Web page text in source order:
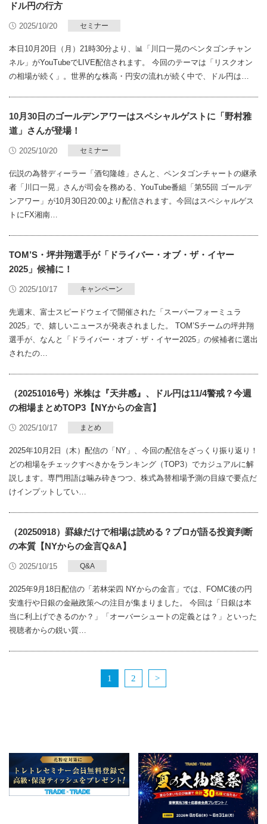
ドル円の行方
2025/10/20 セミナー
本日10月20日（月）21時30分より、📊「川口一晃のペンタゴンチャン
ネル」がYouTubeでLIVE配信されます。 今回のテーマは「リスクオン
の相場が続く」。世界的な株高・円安の流れが続く中で、ドル円は…
10月30日のゴールデンアワーはスペシャルゲストに「野村雅
道」さんが登場！
2025/10/20 セミナー
伝説の為替ディーラー「酒匂隆雄」さんと、ペンタゴンチャートの継承
者「川口一晃」さんが司会を務める、YouTube番組「第55回 ゴールデ
ンアワー」が10月30日20:00より配信されます。今回はスペシャルゲス
トにFX湘南…
TOM’S・坪井翔選手が「ドライバー・オブ・ザ・イヤー
2025」候補に！
2025/10/17 キャンペーン
先週末、富士スピードウェイで開催された「スーパーフォーミュラ
2025」で、嬉しいニュースが発表されました。 TOM’Sチームの坪井翔
選手が、なんと「ドライバー・オブ・ザ・イヤー2025」の候補者に選出
されたの…
（20251016号）米株は『天井感』、ドル円は11/4警戒？今週
の相場まとめTOP3【NYからの金言】
2025/10/17 まとめ
2025年10月2日（木）配信の「NY」、今回の配信をざっくり振り返り！
どの相場をチェックすべきかをランキング（TOP3）でカジュアルに解
説します。専門用語は噛み砕きつつ、株式為替相場予測の目線で要点だ
けインプットしてい…
（20250918）罫線だけで相場は読める？プロが語る投資判断
の本質【NYからの金言Q&A】
2025/10/15 Q&A
2025年9月18日配信の「若林栄四 NYからの金言」では、FOMC後の円
安進行や日銀の金融政策への注目が集まりました。 今回は「日銀は本
当に利上げできるのか？」「オーバーシュートの定義とは？」といった
視聴者からの鋭い質…
1 2 >